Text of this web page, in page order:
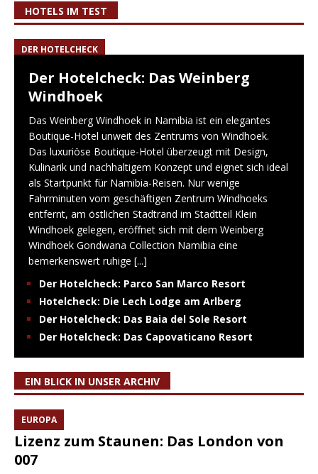
HOTELS IM TEST
DER HOTELCHECK
Der Hotelcheck: Das Weinberg
Windhoek
Das Weinberg Windhoek in Namibia ist ein elegantes
Boutique-Hotel unweit des Zentrums von Windhoek.
Das luxuriöse Boutique-Hotel überzeugt mit Design,
Kulinarik und nachhaltigem Konzept und eignet sich ideal
als Startpunkt für Namibia-Reisen. Nur wenige
Fahrminuten vom geschäftigen Zentrum Windhoeks
entfernt, am östlichen Stadtrand im Stadtteil Klein
Windhoek gelegen, eröffnet sich mit dem Weinberg
Windhoek Gondwana Collection Namibia eine
bemerkenswert ruhige [...]
Der Hotelcheck: Parco San Marco Resort
Hotelcheck: Die Lech Lodge am Arlberg
Der Hotelcheck: Das Baia del Sole Resort
Der Hotelcheck: Das Capovaticano Resort
EIN BLICK IN UNSER ARCHIV
EUROPA
Lizenz zum Staunen: Das London von
007